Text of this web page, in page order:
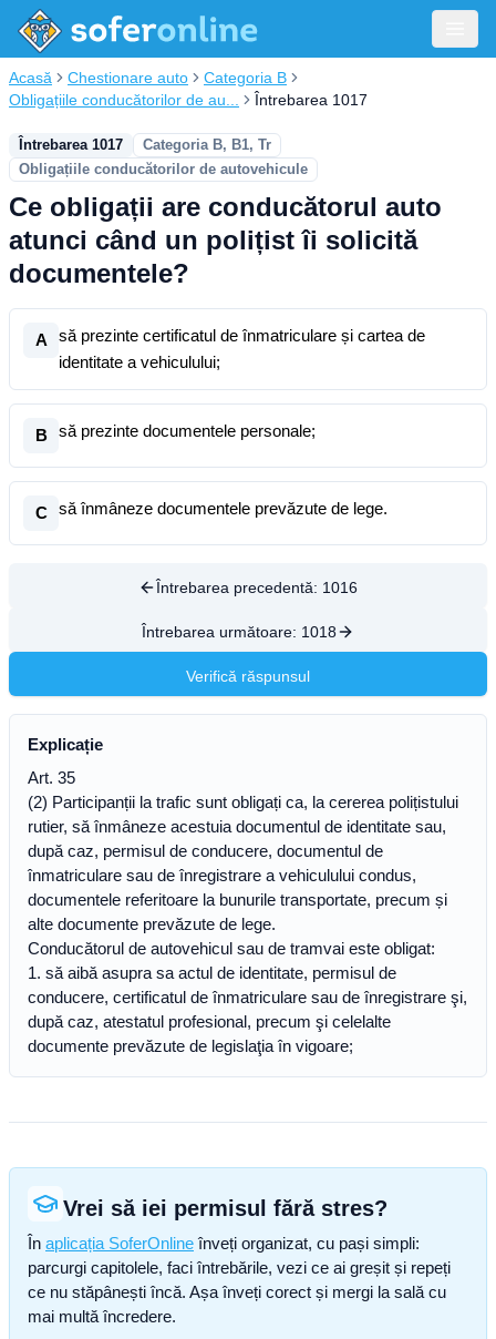
Acasă Chestionare auto
Categoria B
Obligațiile conducătorilor de au...
Întrebarea 1017
Întrebarea 1017
Categoria B, B1, Tr
Obligațiile conducătorilor de autovehicule
Ce obligații are conducătorul auto
atunci când un polițist îi solicită
documentele?
A
să prezinte certificatul de înmatriculare și cartea de
identitate a vehiculului;
B să prezinte documentele personale;
C să înmâneze documentele prevăzute de lege.
Întrebarea precedentă: 1016
Întrebarea următoare: 1018
Verifică răspunsul
Explicație
Art. 35
(2) Participanții la trafic sunt obligați ca, la cererea polițistului
rutier, să înmâneze acestuia documentul de identitate sau,
după caz, permisul de conducere, documentul de
înmatriculare sau de înregistrare a vehiculului condus,
documentele referitoare la bunurile transportate, precum și
alte documente prevăzute de lege.
Conducătorul de autovehicul sau de tramvai este obligat:
1. să aibă asupra sa actul de identitate, permisul de
conducere, certificatul de înmatriculare sau de înregistrare şi,
după caz, atestatul profesional, precum şi celelalte
documente prevăzute de legislaţia în vigoare;
Vrei să iei permisul fără stres?
În aplicația SoferOnline înveți organizat, cu pași simpli:
parcurgi capitolele, faci întrebările, vezi ce ai greșit și repeți
ce nu stăpânești încă. Așa înveți corect și mergi la sală cu
mai multă încredere.